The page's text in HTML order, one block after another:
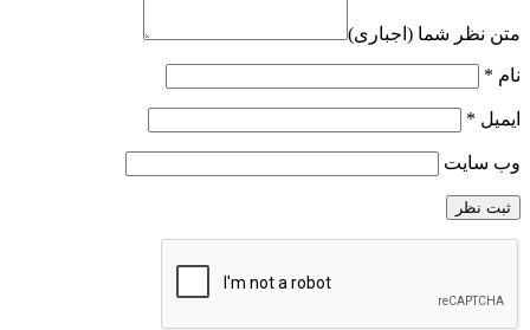
متن نظر شما (اجباری)
نام *
ایمیل *
وب‌ سایت